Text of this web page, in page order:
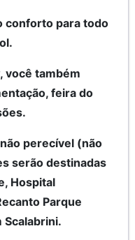
conforto para todo
você também
feira do
perecível (não
serão destinadas
Hospital
Parque
Scalabrini.